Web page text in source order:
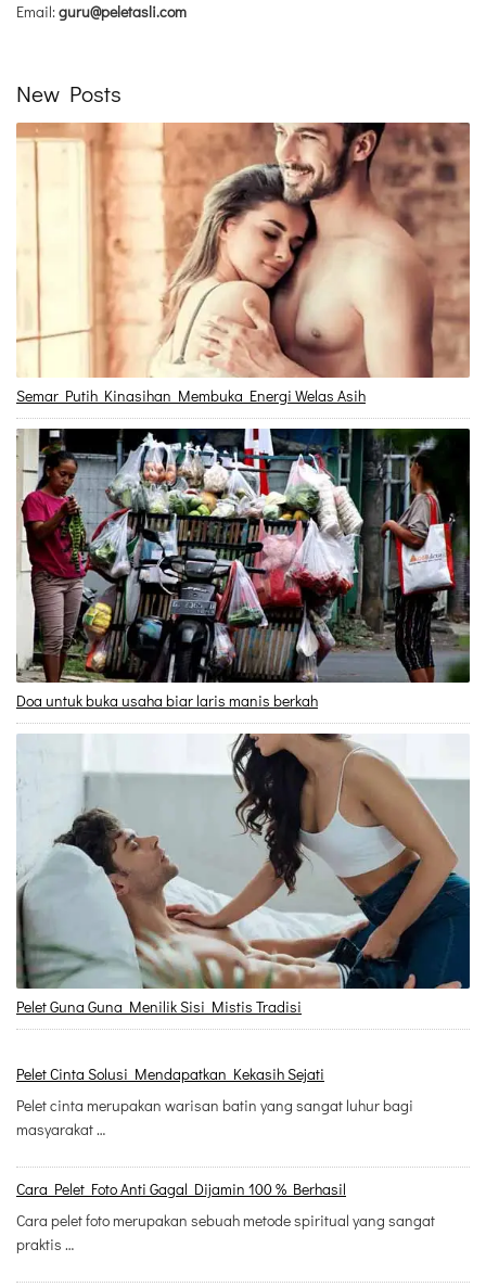
Email:guru@peletasli.com
New Posts
Semar Putih Kinasihan Membuka Energi Welas Asih
Doa untuk buka usaha biar laris manis berkah
Pelet Guna Guna Menilik Sisi Mistis Tradisi
Pelet Cinta Solusi Mendapatkan Kekasih Sejati
Pelet cinta merupakan warisan batin yang sangat luhur bagi
masyarakat …
Cara Pelet Foto Anti Gagal Dijamin 100 % Berhasil
Cara pelet foto merupakan sebuah metode spiritual yang sangat
praktis …